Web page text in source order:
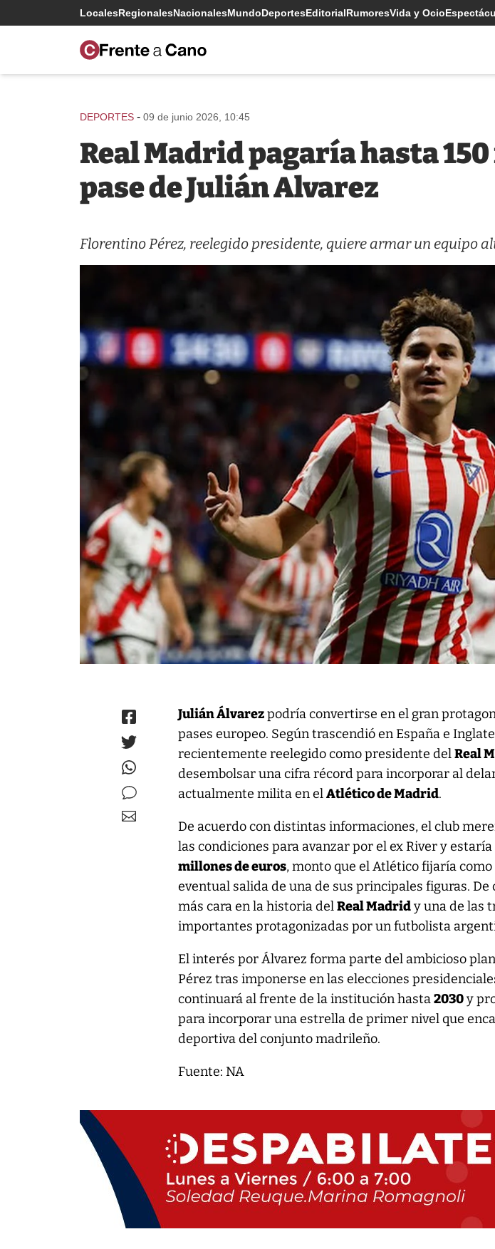
LocalesRegionalesNacionalesMundoDeportesEditorialRumoresVida y Ocio
DEPORTES - 09 de junio 2026, 10:45
Real Madrid pagaría hasta
pase de Julián Alvarez
Florentino Pérez, reelegido presidente, quiere armar un equipo
Julián Álvarezpodría convertirse en el gran
pases europeo. Según trascendió en España e
recientemente reelegido como presidente delReal
desembolsar una cifra récord para incorporar al
actualmente milita en elAtlético de Madrid.
De acuerdo con distintas informaciones, el club
las condiciones para avanzar por el ex River y
millones de euros, monto que el Atlético fijaría
eventual salida de una de sus principales figuras.
más cara en la historia delReal Madridy una de las
importantes protagonizadas por un futbolista
El interés por Álvarez forma parte del ambicioso
Pérez tras imponerse en las elecciones
continuará al frente de la institución hasta2030y
para incorporar una estrella de primer nivel que
deportiva del conjunto madrileño.
Fuente: NA